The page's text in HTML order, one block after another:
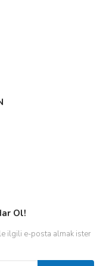
Ol!
ilgili e-posta almak ister